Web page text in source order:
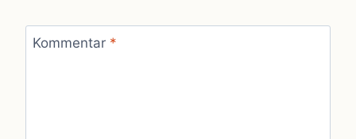
Kommentar *